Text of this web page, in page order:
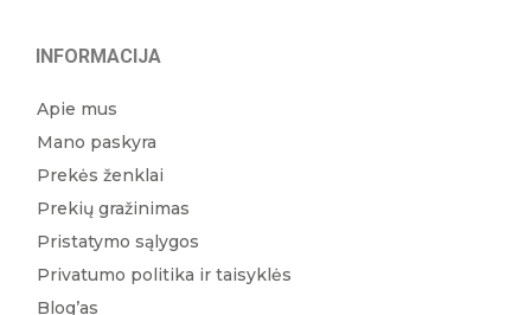
INFORMACIJA
Apie mus
Mano paskyra
Prekės ženklai
Prekių gražinimas
Pristatymo sąlygos
Privatumo politika ir taisyklės
Blog’as